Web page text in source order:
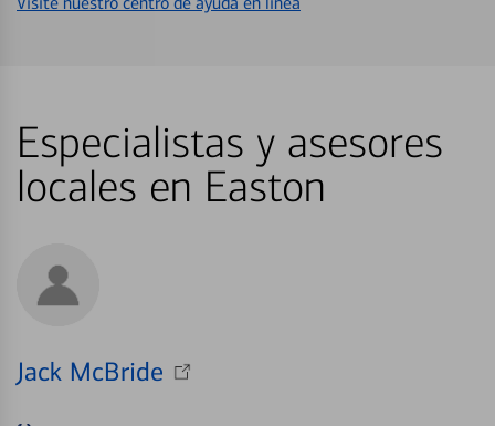
Especialistas y asesores
locales en Easton
Jack McBride